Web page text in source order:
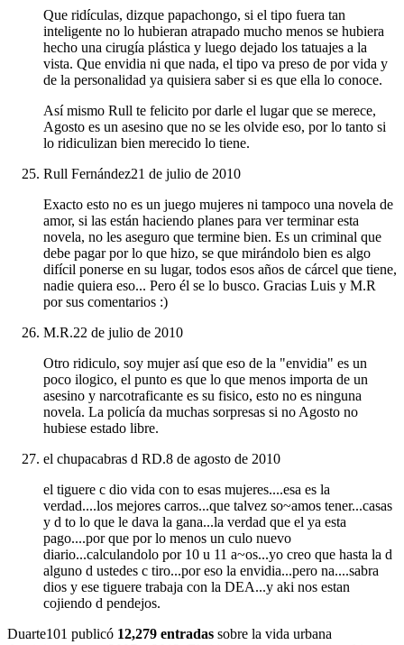
Que ridículas, dizque papachongo, si el tipo fuera tan
inteligente no lo hubieran atrapado mucho menos se hubiera
hecho una cirugía plástica y luego dejado los tatuajes a la
vista. Que envidia ni que nada, el tipo va preso de por vida y
de la personalidad ya quisiera saber si es que ella lo conoce.
Así mismo Rull te felicito por darle el lugar que se merece,
Agosto es un asesino que no se les olvide eso, por lo tanto si
lo ridiculizan bien merecido lo tiene.
Rull Fernández21 de julio de 2010
Exacto esto no es un juego mujeres ni tampoco una novela de
amor, si las están haciendo planes para ver terminar esta
novela, no les aseguro que termine bien. Es un criminal que
debe pagar por lo que hizo, se que mirándolo bien es algo
difícil ponerse en su lugar, todos esos años de cárcel que tiene,
nadie quiera eso... Pero él se lo busco. Gracias Luis y M.R
por sus comentarios :)
M.R.22 de julio de 2010
Otro ridiculo, soy mujer así que eso de la "envidia" es un
poco ilogico, el punto es que lo que menos importa de un
asesino y narcotraficante es su fisico, esto no es ninguna
novela. La policía da muchas sorpresas si no Agosto no
hubiese estado libre.
el chupacabras d RD.8 de agosto de 2010
el tiguere c dio vida con to esas mujeres....esa es la
verdad....los mejores carros...que talvez so~amos tener...casas
y d to lo que le dava la gana...la verdad que el ya esta
pago....por que por lo menos un culo nuevo
diario...calculandolo por 10 u 11 a~os...yo creo que hasta la d
alguno d ustedes c tiro...por eso la envidia...pero na....sabra
dios y ese tiguere trabaja con la DEA...y aki nos estan
cojiendo d pendejos.
Duarte101 publicó 12,279 entradas sobre la vida urbana